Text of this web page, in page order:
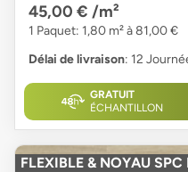
45,00 € /m²
1 Paquet: 1,80 m² à 81,00 €
Délai de livraison: 12
GRATUIT
ÉCHANTILLON
FLEXIBLE & NOYAU SPC